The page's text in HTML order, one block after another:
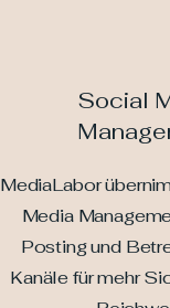
Social
MediaLabor
Media
Posting und
Kanäle für mehr